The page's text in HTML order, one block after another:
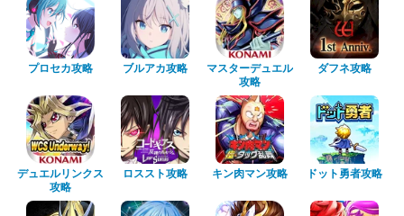
プロセカ攻略 ブルアカ攻略
マスターデュエル
攻略
ダフネ攻略
デュエルリンクス
攻略
ロススト攻略 キン肉マン攻略 ドット勇者攻略